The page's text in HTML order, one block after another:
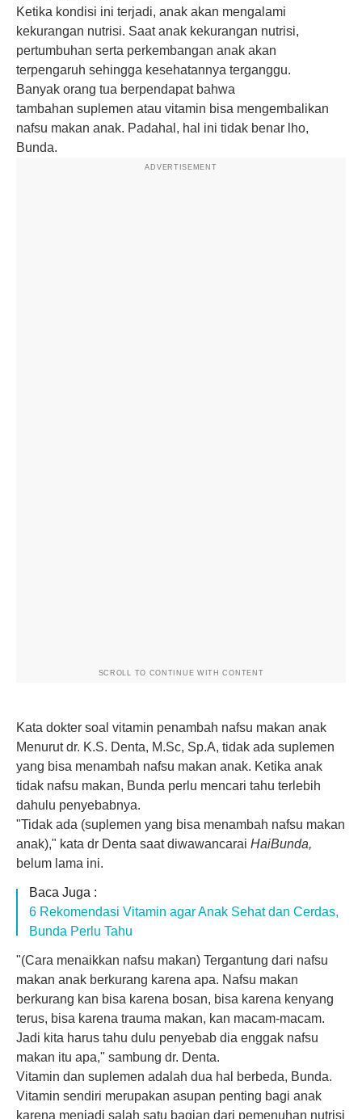
Ketika kondisi ini terjadi, anak akan mengalami
kekurangan nutrisi. Saat anak kekurangan nutrisi,
pertumbuhan serta perkembangan anak akan
terpengaruh sehingga kesehatannya terganggu.
Banyak orang tua berpendapat bahwa
tambahan suplemen atau vitamin bisa mengembalikan
nafsu makan anak. Padahal, hal ini tidak benar lho,
Bunda.
ADVERTISEMENT
SCROLL TO CONTINUE WITH CONTENT
Kata dokter soal vitamin penambah nafsu makan anak
Menurut dr. K.S. Denta, M.Sc, Sp.A, tidak ada suplemen
yang bisa menambah nafsu makan anak. Ketika anak
tidak nafsu makan, Bunda perlu mencari tahu terlebih
dahulu penyebabnya.
"Tidak ada (suplemen yang bisa menambah nafsu makan
anak)," kata dr Denta saat diwawancarai HaiBunda,
belum lama ini.
Baca Juga :
6 Rekomendasi Vitamin agar Anak Sehat dan Cerdas,
Bunda Perlu Tahu
"(Cara menaikkan nafsu makan) Tergantung dari nafsu
makan anak berkurang karena apa. Nafsu makan
berkurang kan bisa karena bosan, bisa karena kenyang
terus, bisa karena trauma makan, kan macam-macam.
Jadi kita harus tahu dulu penyebab dia enggak nafsu
makan itu apa," sambung dr. Denta.
Vitamin dan suplemen adalah dua hal berbeda, Bunda.
Vitamin sendiri merupakan asupan penting bagi anak
karena menjadi salah satu bagian dari pemenuhan nutrisi